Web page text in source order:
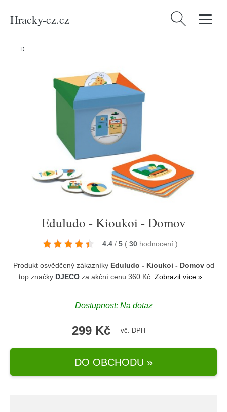
Hracky-cz.cz Vyhledávání
Domů
Eduludo - Kioukoi - Domov
4.4 / 5 ( 30 hodnocení )
Produkt osvědčený zákazníky Eduludo - Kioukoi - Domovod
top značky DJECO za akční cenu 360 Kč. Zobrazit více »
Dostupnost: Na dotaz
299 Kč vč. DPH
DO OBCHODU »